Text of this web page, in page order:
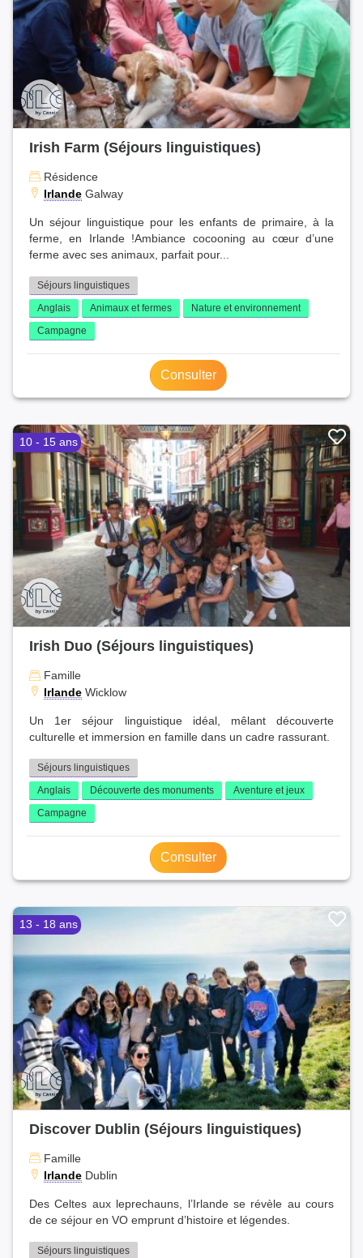
Irish Farm (Séjours linguistiques)
Résidence
Irlande Galway
Un séjour linguistique pour les enfants de primaire, à la
ferme, en Irlande !Ambiance cocooning au cœur d’une
ferme avec ses animaux, parfait pour...
Séjours linguistiques
Anglais
Animaux et fermes
Nature et environnement
Campagne
Consulter
10 - 15 ans
Irish Duo (Séjours linguistiques)
Famille
Irlande Wicklow
Un 1er séjour linguistique idéal, mêlant découverte
culturelle et immersion en famille dans un cadre rassurant.
Séjours linguistiques
Anglais
Découverte des monuments
Aventure et jeux
Campagne
Consulter
13 - 18 ans
Discover Dublin (Séjours linguistiques)
Famille
Irlande Dublin
Des Celtes aux leprechauns, l’Irlande se révèle au cours
de ce séjour en VO emprunt d’histoire et légendes.
Séjours linguistiques